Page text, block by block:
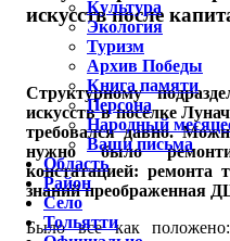
искусств после
Структурному
искусств в поселке
требовался давно.
нужно было
констатацией: ремонта
знаний преображенная
Было все как
Культура
Экология
Туризм
Архив Победы
Книга памяти
Персона
Народный
Ваши письма
Область
Район
Село
Тольятти